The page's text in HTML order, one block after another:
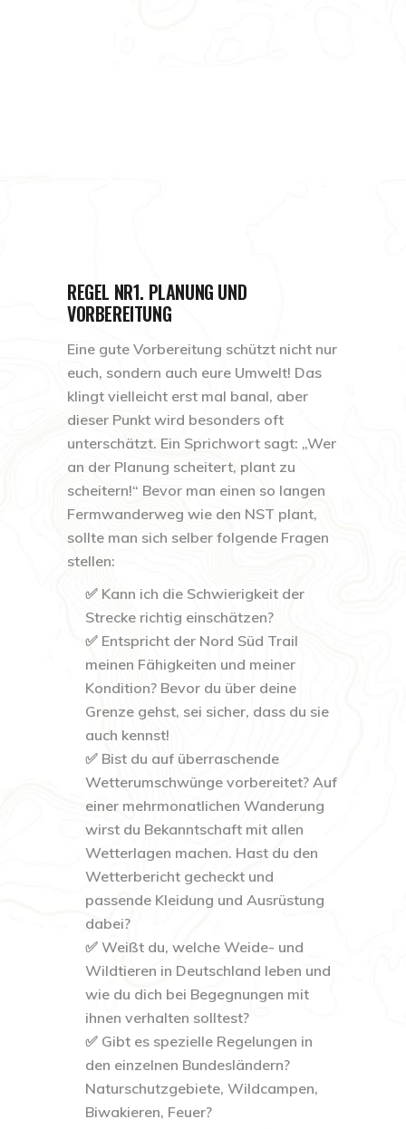
REGEL NR1. PLANUNG UND
VORBEREITUNG
Eine gute Vorbereitung schützt nicht nur
euch, sondern auch eure Umwelt! Das
klingt vielleicht erst mal banal, aber
dieser Punkt wird besonders oft
unterschätzt. Ein Sprichwort sagt: „Wer
an der Planung scheitert, plant zu
scheitern!“ Bevor man einen so langen
Fermwanderweg wie den NST plant,
sollte man sich selber folgende Fragen
stellen:
✅ Kann ich die Schwierigkeit der
Strecke richtig einschätzen?
✅ Entspricht der Nord Süd Trail
meinen Fähigkeiten und meiner
Kondition? Bevor du über deine
Grenze gehst, sei sicher, dass du sie
auch kennst!
✅ Bist du auf überraschende
Wetterumschwünge vorbereitet? Auf
einer mehrmonatlichen Wanderung
wirst du Bekanntschaft mit allen
Wetterlagen machen. Hast du den
Wetterbericht gecheckt und
passende Kleidung und Ausrüstung
dabei?
✅ Weißt du, welche Weide- und
Wildtieren in Deutschland leben und
wie du dich bei Begegnungen mit
ihnen verhalten solltest?
✅ Gibt es spezielle Regelungen in
den einzelnen Bundesländern?
Naturschutzgebiete, Wildcampen,
Biwakieren, Feuer?